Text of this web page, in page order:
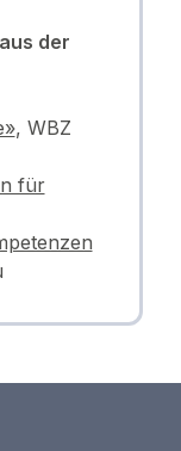
der
, WBZ
für